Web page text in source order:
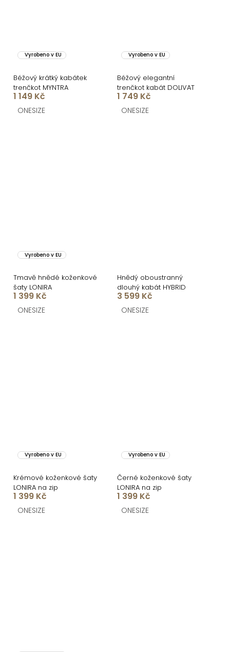
Vyrobeno v EU
Béžový krátký kabátek
trenčkot MYNTRA
1 149 Kč
ONESIZE
Vyrobeno v EU
Béžový elegantní
trenčkot kabát DOLIVAT
1 749 Kč
ONESIZE
Vyrobeno v EU
Tmavě hnědé koženkové
šaty LONIRA
1 399 Kč
ONESIZE
Hnědý oboustranný
dlouhý kabát HYBRID
3 599 Kč
ONESIZE
Vyrobeno v EU
Krémové koženkové šaty
LONIRA na zip
1 399 Kč
ONESIZE
Vyrobeno v EU
Černé koženkové šaty
LONIRA na zip
1 399 Kč
ONESIZE